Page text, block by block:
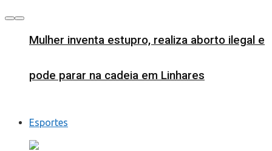
Mulher inventa estupro, realiza aborto ilegal e
pode parar na cadeia em Linhares
Esportes